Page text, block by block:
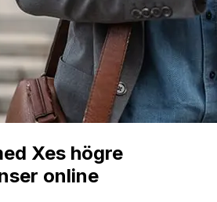
Xes högre
online